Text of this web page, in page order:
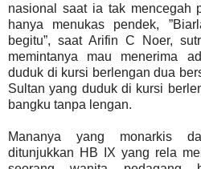
nasional saat ia tak mencegah
hanya menukas pendek,
begitu”, saat Arifin C Noer,
memintanya mau menerima
duduk di kursi berlengan dua
Sultan yang duduk di kursi
bangku tanpa lengan.
Mananya yang monarkis
ditunjukkan HB IX yang rela